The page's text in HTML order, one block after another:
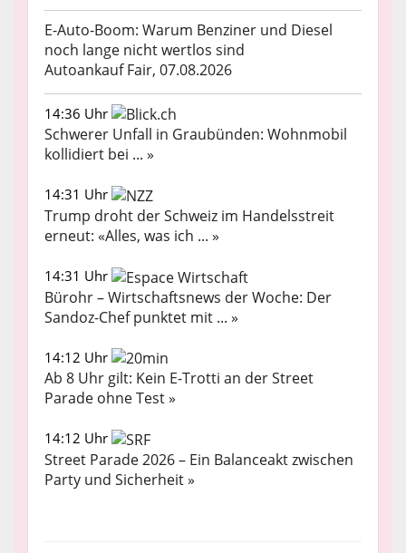
E-Auto-Boom: Warum Benziner und Diesel
noch lange nicht wertlos sind
Autoankauf Fair, 07.08.2026
14:36 Uhr
Schwerer Unfall in Graubünden: Wohnmobil
kollidiert bei ... »
14:31 Uhr
Trump droht der Schweiz im Handelsstreit
erneut: «Alles, was ich ... »
14:31 Uhr
Bürohr – Wirtschaftsnews der Woche: Der
Sandoz-Chef punktet mit ... »
14:12 Uhr
Ab 8 Uhr gilt: Kein E-Trotti an der Street
Parade ohne Test »
14:12 Uhr
Street Parade 2026 – Ein Balanceakt zwischen
Party und Sicherheit »